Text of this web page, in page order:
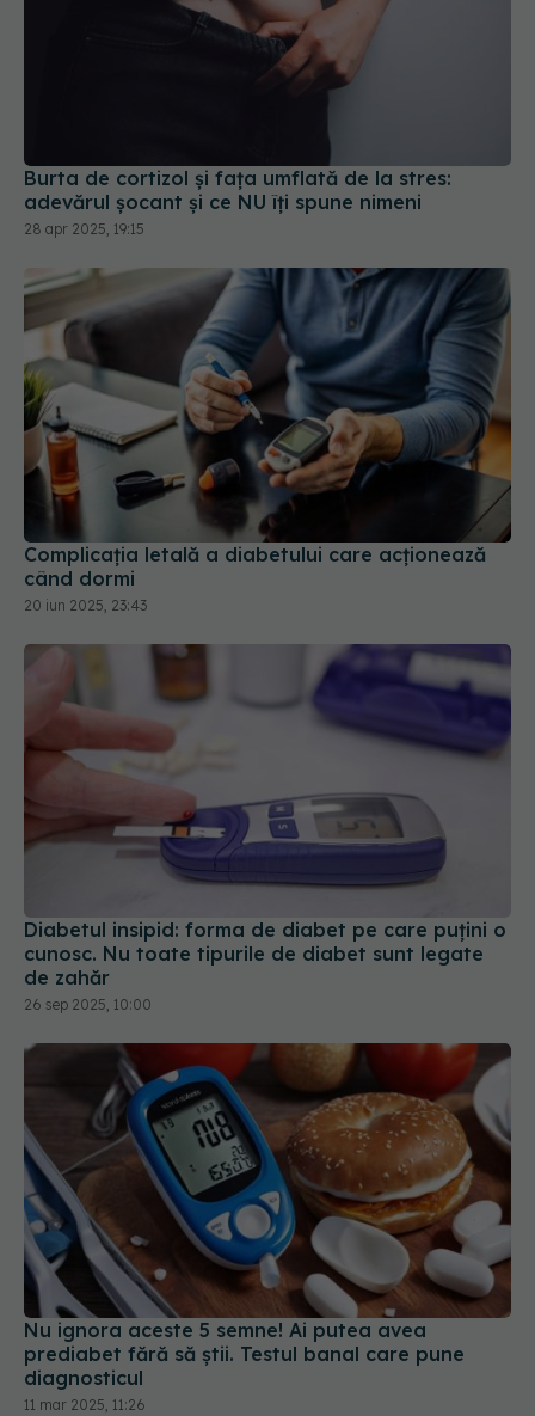
Burta de cortizol și fața umflată de la stres:
adevărul șocant și ce NU îți spune nimeni
28 apr 2025, 19:15
Complicația letală a diabetului care acționează
când dormi
20 iun 2025, 23:43
Diabetul insipid: forma de diabet pe care puțini o
cunosc. Nu toate tipurile de diabet sunt legate
de zahăr
26 sep 2025, 10:00
Nu ignora aceste 5 semne! Ai putea avea
prediabet fără să știi. Testul banal care pune
diagnosticul
11 mar 2025, 11:26